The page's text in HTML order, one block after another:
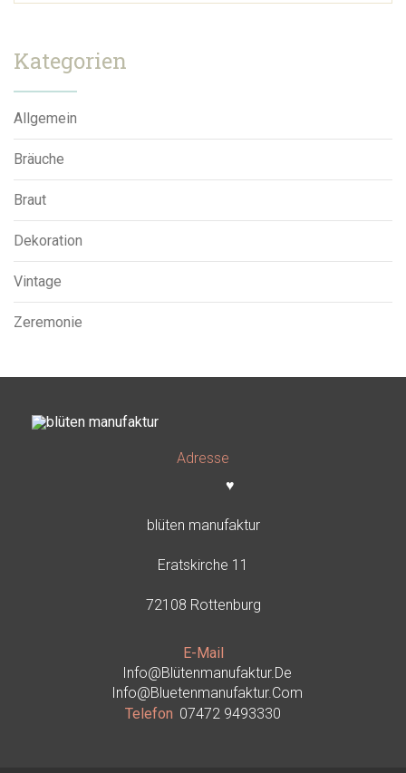
Kategorien
Allgemein
Bräuche
Braut
Dekoration
Vintage
Zeremonie
Adresse
♥
blüten manufaktur
Eratskirche 11
72108 Rottenburg
E-Mail
Info@blütenmanufaktur.de
Info@bluetenmanufaktur.com
Telefon 07472 9493330